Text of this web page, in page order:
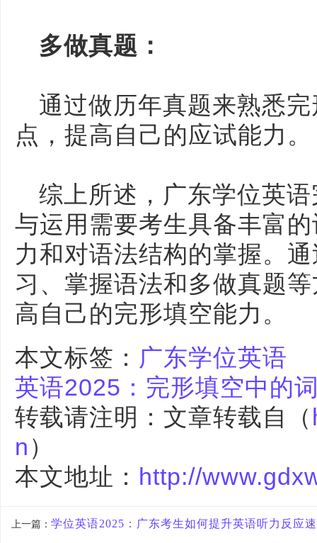
多做真题：
通过做历年真题来熟悉
点，提高自己的应试能力。
综上所述，广东学位英
与运用需要考生具备丰富
力和对语法结构的掌握。
习、掌握语法和多做真题
高自己的完形填空能力。
本文标签： 广东学位英语
英语2025：完形填空中的
转载请注明：文章转载自（
n ）
本文地址： http://
上一篇： 学位英语2025：广东考生如何提升英语听力反应